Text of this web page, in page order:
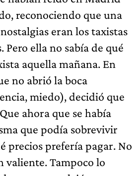
reconociendo que una
eran los taxistas
Pero ella no sabía de qué
aquella mañana. En
no abrió la boca
miedo), decidió que
ahora que se había
que podía sobrevivir
precios prefería pagar. No
valiente. Tampoco lo